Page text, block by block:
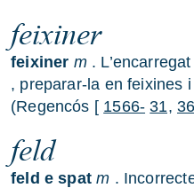
feixiner
feixiner m.
, preparar-la en feixines
(Regencós [ 1566- 31, 36
feld
feld e spat m .